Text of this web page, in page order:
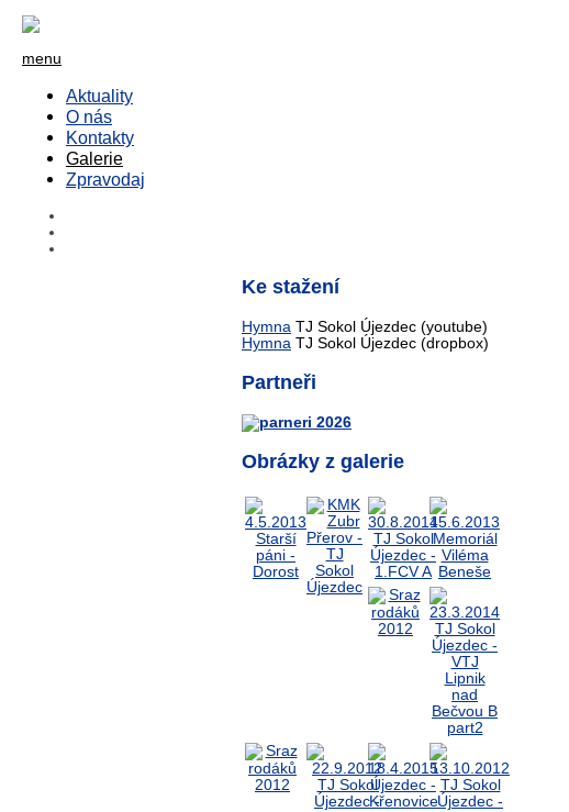
menu
Aktuality
O nás
Kontakty
Galerie
Zpravodaj
Ke stažení
Hymna TJ Sokol Újezdec (youtube)
Hymna TJ Sokol Újezdec (dropbox)
Partneři
Obrázky z galerie